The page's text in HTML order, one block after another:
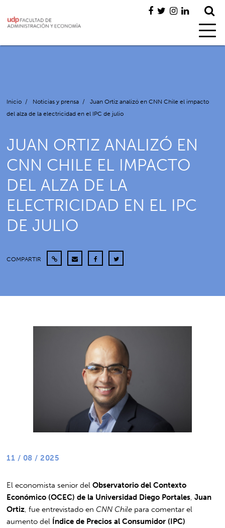
Inicio / Noticias y prensa /
Juan Ortiz analizó en CNN Chile el impacto
del alza de la electricidad en el IPC de julio
JUAN ORTIZ ANALIZÓ EN
CNN CHILE EL IMPACTO
DEL ALZA DE LA
ELECTRICIDAD EN EL IPC
DE JULIO
COMPARTIR
11 / 08 / 2025
El economista senior delObservatorio del Contexto
Económico (OCEC) de la Universidad Diego Portales ,Juan
Ortiz , fue entrevistado en CNN Chile para comentar el
aumento del Índice de Precios al Consumidor (IPC)